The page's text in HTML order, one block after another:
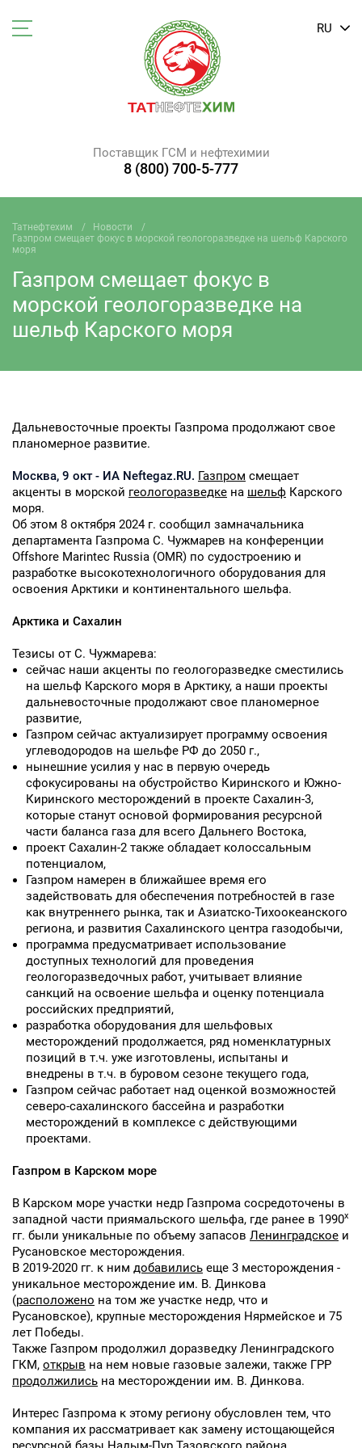
RU
Поставщик ГСМ и нефтехимии
8 (800) 700-5-777
Татнефтехим
Новости
Газпром смещает фокус в морской геологоразведке на шельф Карского
моря
Газпром смещает фокус в
морской геологоразведке на
шельф Карского моря
Дальневосточные проекты Газпрома продолжают свое
планомерное развитие.
Москва, 9 окт - ИА Neftegaz.RU. Газпром смещает
акценты в морской геологоразведке на шельф Карского
моря.
Об этом 8 октября 2024 г. сообщил замначальника
департамента Газпрома С. Чужмарев на конференции
Offshore Marintec Russia (OMR) по судостроению и
разработке высокотехнологичного оборудования для
освоения Арктики и континентального шельфа.
Арктика и Сахалин
Тезисы от С. Чужмарева:
сейчас наши акценты по геологоразведке сместились
на шельф Карского моря в Арктику, а наши проекты
дальневосточные продолжают свое планомерное
развитие,
Газпром сейчас актуализирует программу освоения
углеводородов на шельфе РФ до 2050 г.,
нынешние усилия у нас в первую очередь
сфокусированы на обустройство Киринского и Южно-
Киринского месторождений в проекте Сахалин-3,
которые станут основой формирования ресурсной
части баланса газа для всего Дальнего Востока,
проект Сахалин-2 также обладает колоссальным
потенциалом,
Газпром намерен в ближайшее время его
задействовать для обеспечения потребностей в газе
как внутреннего рынка, так и Азиатско-Тихоокеанского
региона, и развития Сахалинского центра газодобычи,
программа предусматривает использование
доступных технологий для проведения
геологоразведочных работ, учитывает влияние
санкций на освоение шельфа и оценку потенциала
российских предприятий,
разработка оборудования для шельфовых
месторождений продолжается, ряд номенклатурных
позиций в т.ч. уже изготовлены, испытаны и
внедрены в т.ч. в буровом сезоне текущего года,
Газпром сейчас работает над оценкой возможностей
северо-сахалинского бассейна и разработки
месторождений в комплексе с действующими
проектами.
Газпром в Карском море
В Карском море участки недр Газпрома сосредоточены в
западной части приямальского шельфа, где ранее в 1990х
гг. были уникальные по объему запасов Ленинградское и
Русановское месторождения.
В 2019-2020 гг. к ним добавились еще 3 месторождения -
уникальное месторождение им. В. Динкова
(расположено на том же участке недр, что и
Русановское), крупные месторождения Нярмейское и 75
лет Победы.
Также Газпром продолжил доразведку Ленинградского
ГКМ, открыв на нем новые газовые залежи, также ГРР
продолжились на месторождении им. В. Динкова.
Интерес Газпрома к этому региону обусловлен тем, что
компания их рассматривает как замену истощающейся